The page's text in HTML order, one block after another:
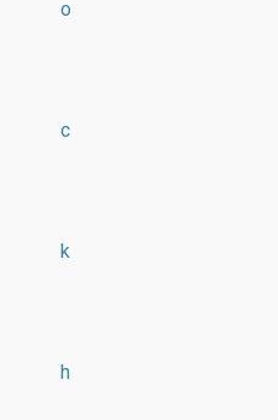
o
c
k
h